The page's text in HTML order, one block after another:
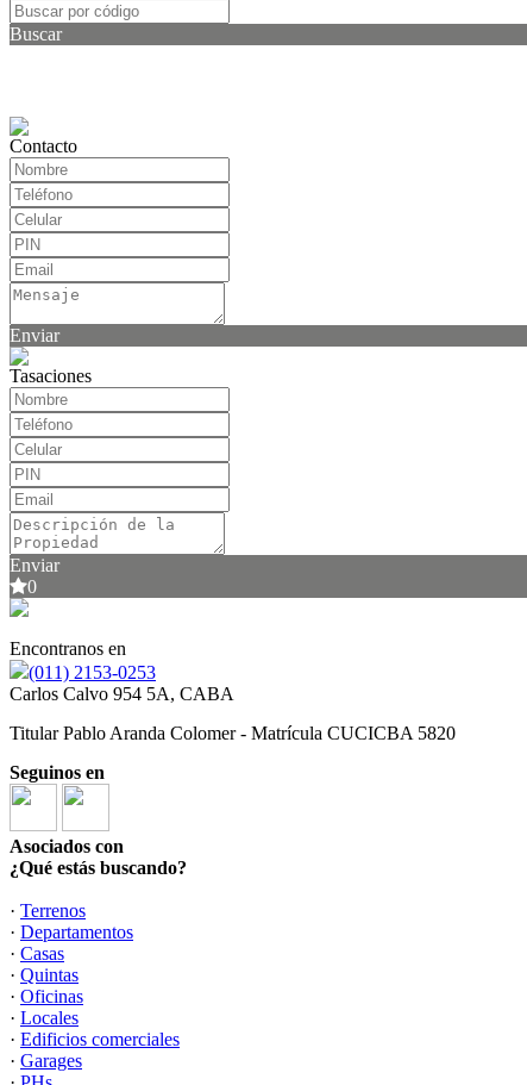
Buscar
Contacto
Enviar
Tasaciones
Enviar
0
Encontranos en
(011) 2153-0253
Carlos Calvo 954 5A, CABA
Titular Pablo Aranda Colomer - Matrícula CUCICBA 5820
Seguinos en
Asociados con
¿Qué estás buscando?
· Terrenos
· Departamentos
· Casas
· Quintas
· Oficinas
· Locales
· Edificios comerciales
· Garages